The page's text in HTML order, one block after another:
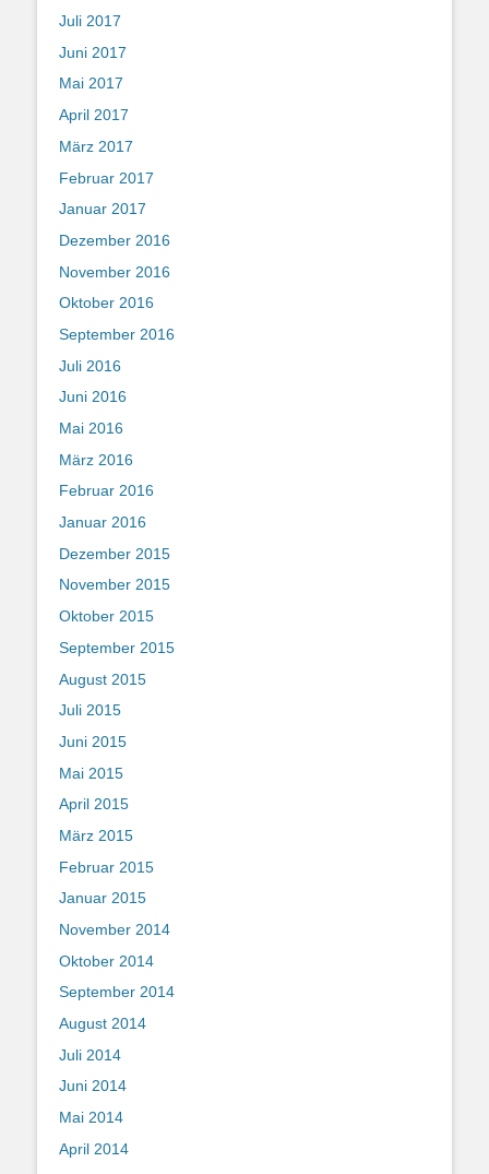
Juli 2017
Juni 2017
Mai 2017
April 2017
März 2017
Februar 2017
Januar 2017
Dezember 2016
November 2016
Oktober 2016
September 2016
Juli 2016
Juni 2016
Mai 2016
März 2016
Februar 2016
Januar 2016
Dezember 2015
November 2015
Oktober 2015
September 2015
August 2015
Juli 2015
Juni 2015
Mai 2015
April 2015
März 2015
Februar 2015
Januar 2015
November 2014
Oktober 2014
September 2014
August 2014
Juli 2014
Juni 2014
Mai 2014
April 2014